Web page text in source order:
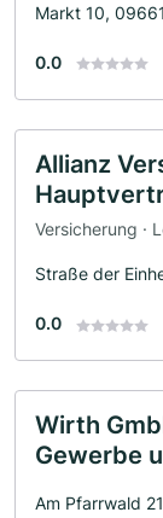
Markt 10,
0.0
Allianz
Versicherung ·
Straße der
0.0
Wirth
Gewerbe
Am Pfarrwald